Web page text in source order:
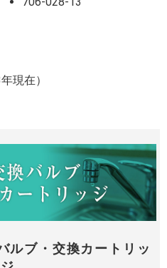
現在）
ルブ・交換カートリッ